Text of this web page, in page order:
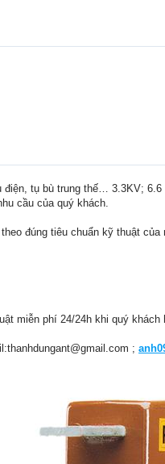
điện, tụ bù trung thế… 3.3KV;
cầu của quý khách.
đúng tiêu chuẩn kỹ thuật của
miễn phí 24/24h khi quý khách
;